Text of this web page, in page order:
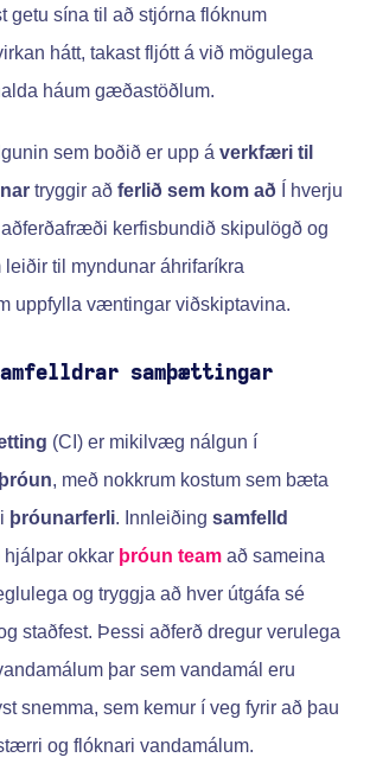
getu sína til að stjórna flóknum
hátt, takast fljótt á við mögulega
háum gæðastöðlum.
sem boðið er upp á verkfæri til
tryggir að ferlið sem kom að Í hverju
kerfisbundið skipulögð og
til myndunar áhrifaríkra
uppfylla væntingar viðskiptavina.
samþættingar
(CI) er mikilvæg nálgun í
, með nokkrum kostum sem bæta
þróunarferli. Innleiðing samfelld
hjálpar okkar þróun team að sameina
og tryggja að hver útgáfa sé
staðfest. Þessi aðferð dregur verulega
þar sem vandamál eru
snemma, sem kemur í veg fyrir að þau
og flóknari vandamálum.